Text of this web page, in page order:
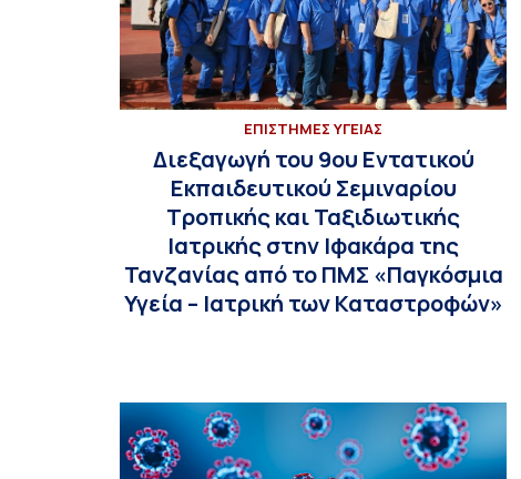
ΕΠΙΣΤΗΜΕΣ ΥΓΕΙΑΣ
Διεξαγωγή του 9ου Εντατικού
Εκπαιδευτικού Σεμιναρίου
Τροπικής και Ταξιδιωτικής
Ιατρικής στην Ιφακάρα της
Τανζανίας από το ΠΜΣ «Παγκόσμια
Υγεία – Ιατρική των Καταστροφών»